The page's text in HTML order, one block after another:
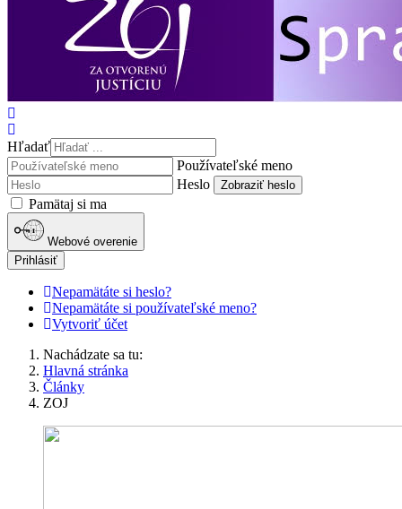
Hľadať
Používateľské meno
Heslo
Zobraziť heslo
Pamätaj si ma
Webové overenie
Prihlásiť
Nepamätáte si heslo?
Nepamätáte si používateľské meno?
Vytvoriť účet
Nachádzate sa tu:
Hlavná stránka
Články
ZOJ